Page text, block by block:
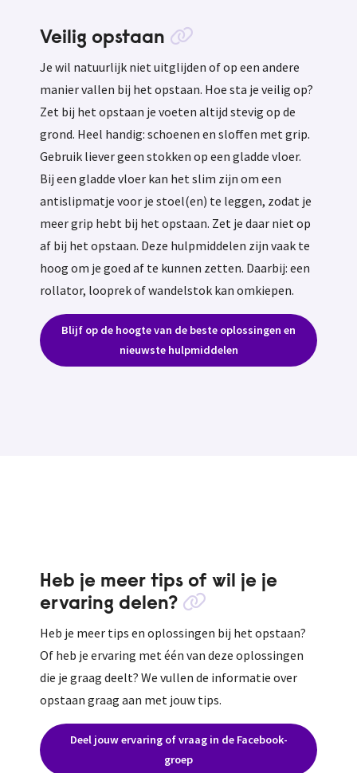
Veilig opstaan
Je wil natuurlijk niet uitglijden of op een andere
manier vallen bij het opstaan. Hoe sta je veilig op?
Zet bij het opstaan je voeten altijd stevig op de
grond. Heel handig: schoenen en sloffen met grip.
Gebruik liever geen stokken op een gladde vloer.
Bij een gladde vloer kan het slim zijn om een
antislipmatje voor je stoel(en) te leggen, zodat je
meer grip hebt bij het opstaan. Zet je daar niet op
af bij het opstaan. Deze hulpmiddelen zijn vaak te
hoog om je goed af te kunnen zetten. Daarbij: een
rollator, looprek of wandelstok kan omkiepen.
Blijf op de hoogte van de beste oplossingen en
nieuwste hulpmiddelen
Heb je meer tips of wil je je
ervaring delen?
Heb je meer tips en oplossingen bij het opstaan?
Of heb je ervaring met één van deze oplossingen
die je graag deelt? We vullen de informatie over
opstaan graag aan met jouw tips.
Deel jouw ervaring of vraag in de Facebook-
groep